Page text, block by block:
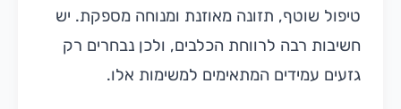
טיפול שוטף, תזונה מאוזנת ומנוחה מספקת. יש
חשיבות רבה לרווחת הכלבים, ולכן נבחרים רק
גזעים עמידים המתאימים למשימות אלו.